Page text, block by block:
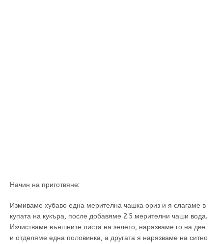
Начин на приготвяне:
Измиваме хубаво една мерителна чашка ориз и я слагаме в
купата на кукъра, после добавяме 2.5 мерителни чаши вода.
Изчистваме външните листа на зелето, нарязваме го на две
и отделяме една половинка, а другата я нарязваме на ситно